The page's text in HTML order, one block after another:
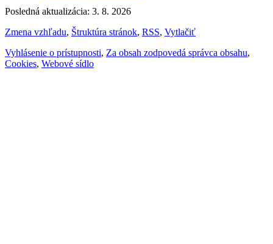
Posledná aktualizácia: 3. 8. 2026
Zmena vzhľadu, Štruktúra stránok, RSS, Vytlačiť
Vyhlásenie o prístupnosti, Za obsah zodpovedá správca obsahu,
Cookies, Webové sídlo